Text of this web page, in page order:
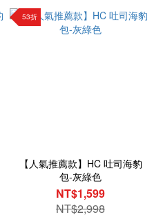
53折
【人氣推薦款】HC 吐司海豹
包-灰綠色
NT$1,599
NT$2,998